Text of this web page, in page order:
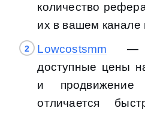
количество
их в вашем канале
Lowcostsmm —
доступные цены
и продвижение
отличается